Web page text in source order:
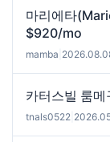
마리에타
$920/mo
mamba
카터스빌 룸
tnals0522